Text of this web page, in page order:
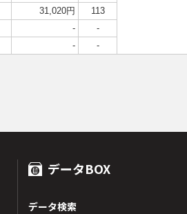
31,020円
113
-
-
- -
データBOX
データ検索